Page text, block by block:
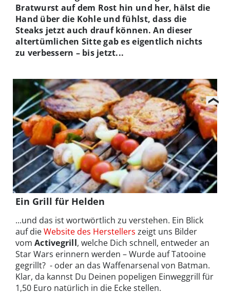
Bratwurst auf dem Rost hin und her, hälst die
Hand über die Kohle und fühlst, dass die
Steaks jetzt auch drauf können. An dieser
altertümlichen Sitte gab es eigentlich nichts
zu verbessern – bis jetzt...
Ein Grill für Helden
...und das ist wortwörtlich zu verstehen. Ein Blick
auf dieWebsite des Herstellers zeigt uns Bilder
vom Activegrill, welche Dich schnell, entweder an
Star Wars erinnern werden – Wurde auf Tatooine
gegrillt? - oder an das Waffenarsenal von Batman.
Klar, da kannst Du Deinen popeligen Einweggrill für
1,50 Euro natürlich in die Ecke stellen.